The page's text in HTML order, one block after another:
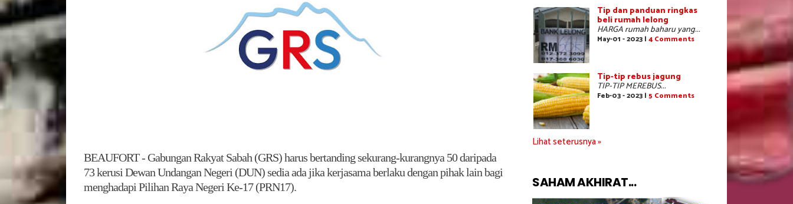
BEAUFORT - Gabungan Rakyat Sabah (GRS) harus bertanding sekurang-kurangnya 50 daripada
73 kerusi Dewan Undangan Negeri (DUN) sedia ada jika kerjasama berlaku dengan pihak lain bagi
menghadapi Pilihan Raya Negeri Ke-17 (PRN17).
Tip dan panduan ringkas
beli rumah lelong
HARGA rumah baharu yang...
May-01 - 2023 | 4 Comments
Tip-tip rebus jagung
TIP-TIP MEREBUS...
Feb-03 - 2023 | 5 Comments
Lihat seterusnya »
SAHAM AKHIRAT...